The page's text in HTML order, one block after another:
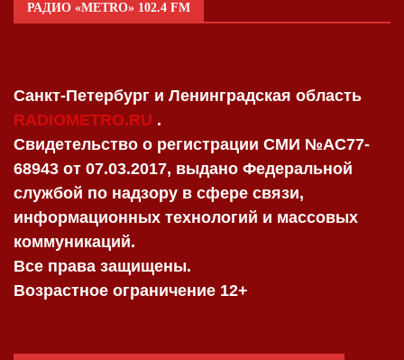
РАДИО «METRO» 102.4 FM
Санкт-Петербург и Ленинградская область
RADIOMETRO.RU .
Свидетельство о регистрации СМИ №AC77-
68943 от 07.03.2017, выдано Федеральной
службой по надзору в сфере связи,
информационных технологий и массовых
коммуникаций.
Все права защищены.
Возрастное ограничение 12+